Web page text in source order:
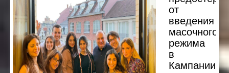
от
введения
масочного
режима
в
Кампании